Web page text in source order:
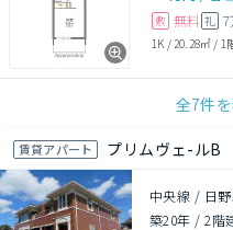
敷 無料 礼
1K / 20.28㎡ / 1
全7件
賃貸アパート プリムヴェ-ルB
中央線 / 日
築20年 /2階